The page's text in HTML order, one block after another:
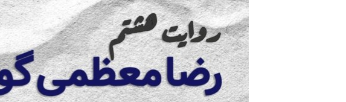
چهل سال گروگان‌گیری
قانون شفافیت دارائی کادر رهبری ایران
اعتراضات مردمی آبان ۹۸
نرگس محمدی برنده جایزه نوبل صلح